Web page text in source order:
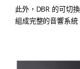
此外，DBR 的可切
組成完整的音響系統